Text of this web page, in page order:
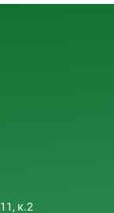
к.2